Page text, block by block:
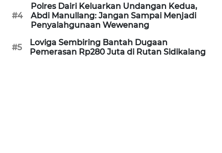
#4
Polres Dairi Keluarkan Undangan Kedua,
Abdi Manullang: Jangan Sampai Menjadi
Penyalahgunaan Wewenang
#5
Loviga Sembiring Bantah Dugaan
Pemerasan Rp280 Juta di Rutan Sidikalang
WN
SUKABUMI
WN
PURWAKARTA